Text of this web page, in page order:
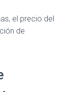
el precio del
de